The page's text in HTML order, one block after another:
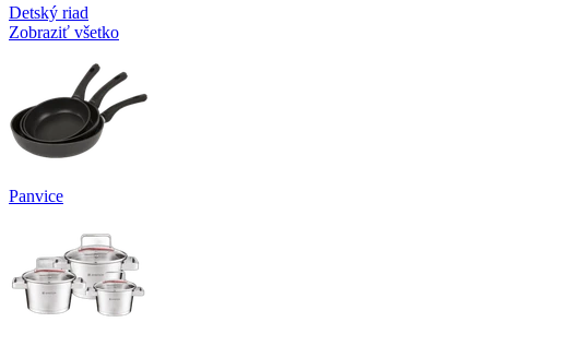
Detský riad
Zobraziť všetko
Panvice